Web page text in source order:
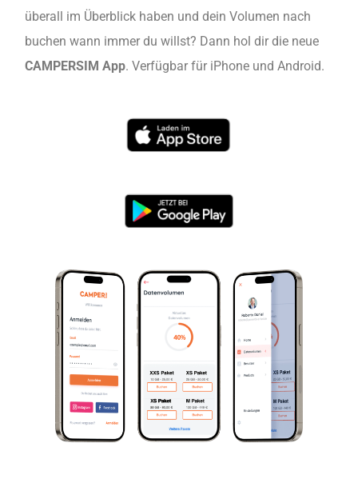
überall im Überblick haben und dein Volumen nach
buchen wann immer du willst? Dann hol dir die neue
CAMPERSIM App. Verfügbar für iPhone und Android.